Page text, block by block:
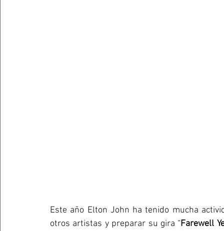
Este año Elton John ha tenido mucha
otros artistas y preparar su gira “Farewell